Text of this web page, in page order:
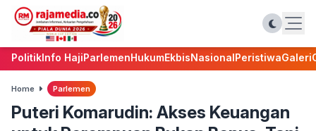
PolitikInfo HajiParlemenHukumEkbisNasionalPeristiwaGaleri
Home Parlemen
Puteri Komarudin: Akses Keuangan